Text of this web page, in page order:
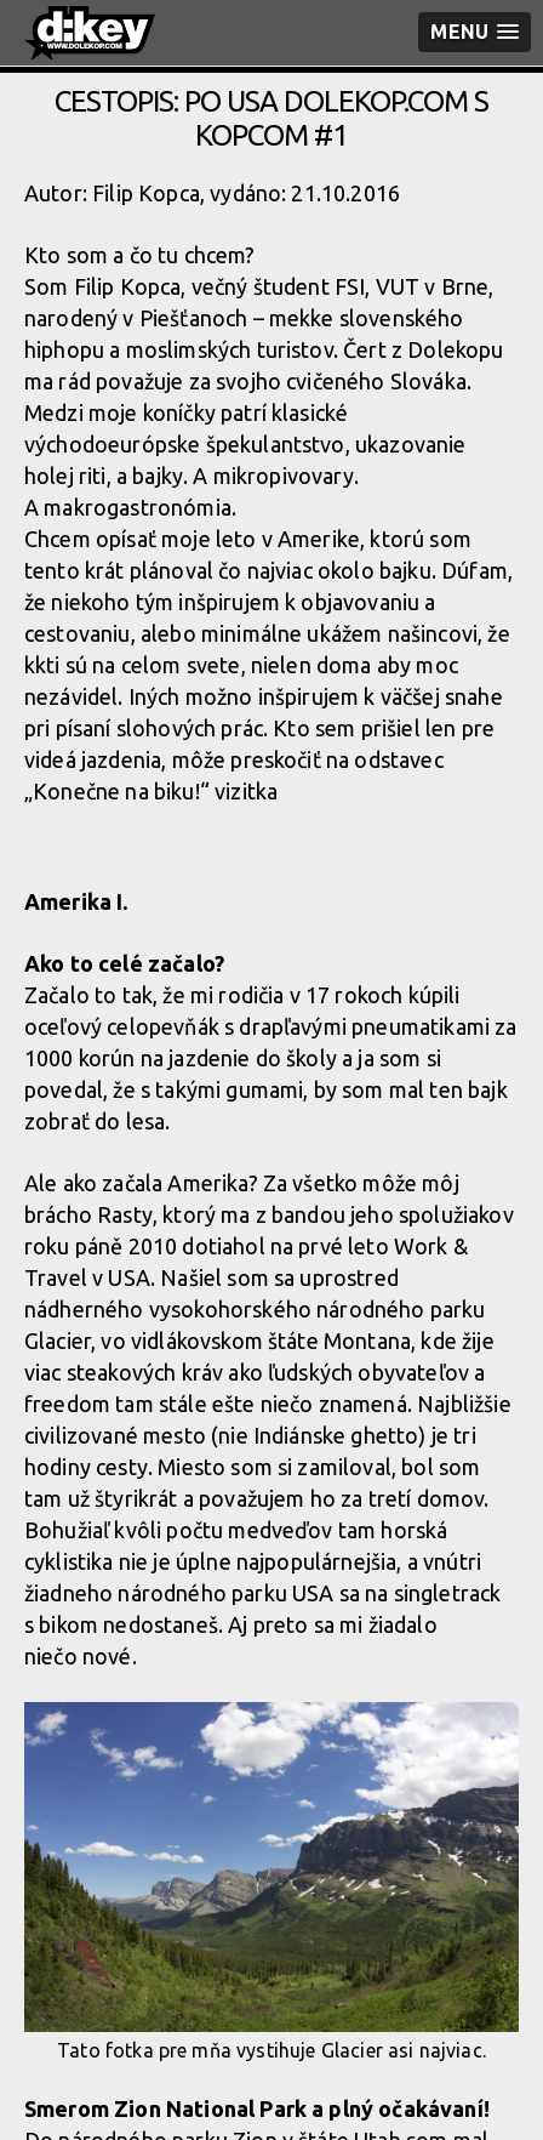
MENU
CESTOPIS: PO USA DOLEKOP.COM S
KOPCOM #1
Autor: Filip Kopca, vydáno: 21.10.2016
Kto som a čo tu chcem?
Som Filip Kopca, večný študent FSI, VUT v Brne,
narodený v Piešťanoch – mekke slovenského
hiphopu a moslimských turistov. Čert z Dolekopu
ma rád považuje za svojho cvičeného Slováka.
Medzi moje koníčky patrí klasické
východoeurópske špekulantstvo, ukazovanie
holej riti, a bajky. A mikropivovary.
A makrogastronómia.
Chcem opísať moje leto v Amerike, ktorú som
tento krát plánoval čo najviac okolo bajku. Dúfam,
že niekoho tým inšpirujem k objavovaniu a
cestovaniu, alebo minimálne ukážem našincovi, že
kkti sú na celom svete, nielen doma aby moc
nezávidel. Iných možno inšpirujem k väčšej snahe
pri písaní slohových prác. Kto sem prišiel len pre
videá jazdenia, môže preskočiť na odstavec
„Konečne na biku!“ vizitka
Amerika I.
Ako to celé začalo?
Začalo to tak, že mi rodičia v 17 rokoch kúpili
oceľový celopevňák s drapľavými pneumatikami za
1000 korún na jazdenie do školy a ja som si
povedal, že s takými gumami, by som mal ten bajk
zobrať do lesa.
Ale ako začala Amerika? Za všetko môže môj
brácho Rasty, ktorý ma z bandou jeho spolužiakov
roku páně 2010 dotiahol na prvé leto Work &
Travel v USA. Našiel som sa uprostred
nádherného vysokohorského národného parku
Glacier, vo vidlákovskom štáte Montana, kde žije
viac steakových kráv ako ľudských obyvateľov a
freedom tam stále ešte niečo znamená. Najbližšie
civilizované mesto (nie Indiánske ghetto) je tri
hodiny cesty. Miesto som si zamiloval, bol som
tam už štyrikrát a považujem ho za tretí domov.
Bohužiaľ kvôli počtu medveďov tam horská
cyklistika nie je úplne najpopulárnejšia, a vnútri
žiadneho národného parku USA sa na singletrack
s bikom nedostaneš. Aj preto sa mi žiadalo
niečo nové.
Tato fotka pre mňa vystihuje Glacier asi najviac.
Smerom Zion National Park a plný očakávaní!